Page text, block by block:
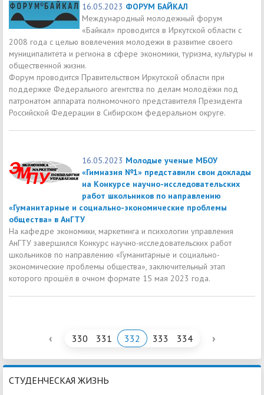
16.05.2023 ФОРУМ БАЙКАЛ
Международный молодежный форум
«Байкал» проводится в Иркутской области с
2008 года с целью вовлечения молодежи в развитие своего
муниципалитета и региона в сфере экономики, туризма, культуры и
общественной жизни.
Форум проводится Правительством Иркутской области при
поддержке Федерального агентства по делам молодёжи под
патронатом аппарата полномочного представителя Президента
Российской Федерации в Сибирском федеральном округе.
16.05.2023 Молодые ученые МБОУ
«Гимназия №1» представили свои доклады
на Конкурсе научно-исследовательских
работ школьников по направлению
«Гуманитарные и социально-экономические проблемы
общества» в АнГТУ
На кафедре экономики, маркетинга и психологии управления
АнГТУ завершился Конкурс научно-исследовательских работ
школьников по направлению «Гуманитарные и социально-
экономические проблемы общества», заключительный этап
которого прошёл в очном формате 15 мая 2023 года.
‹ 330 331 332 333 334 ›
СТУДЕНЧЕСКАЯ ЖИЗНЬ